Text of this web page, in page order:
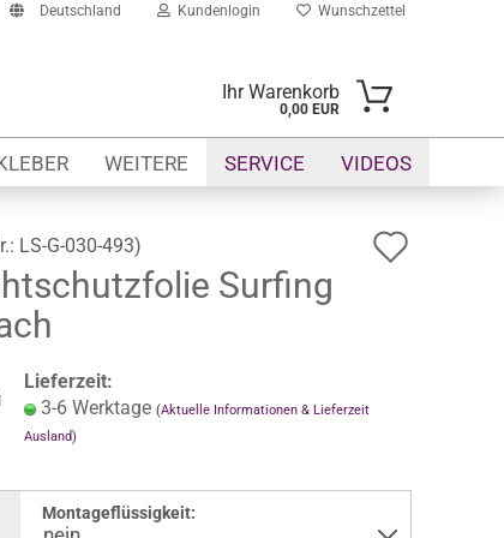
Deutschland Kundenlogin Wunschzettel
Ihr Warenkorb
0,00 EUR
SERVICE VIDEOS
WEITERE
LS-G-030-493)
Surfing
Lieferzeit:
3-6 Werktage (Aktuelle Informationen & Lieferzeit
Ausland)
Montageflüssigkeit: